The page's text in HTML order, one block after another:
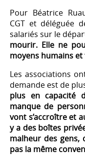
Pour Béatrice
CGT et déléguée
salariés sur le
mourir. Elle ne
moyens humains et
Les associations
demande est de
plus en capacité
manque de
vont s’accroître et
y a des boîtes
malheur des gens,
pas la même